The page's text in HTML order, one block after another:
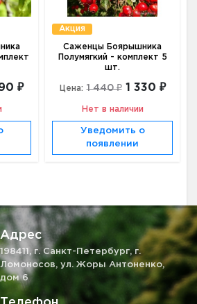
₽
Акция
Саженцы Боярышника
Полумягкий - комплект 5
шт.
Цена: 1 440 ₽ 1 330 ₽
Нет в наличии
Уведомить о
появлении
Адрес
198411, г. Санкт-Петербург, г.
Ломоносов, ул. Жоры Антоненко,
дом 6